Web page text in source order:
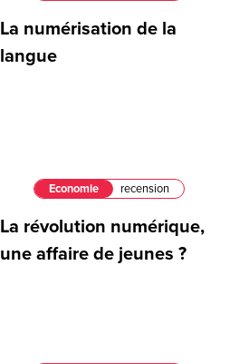
La numérisation de la
langue
Economie recension
La révolution numérique,
une affaire de jeunes ?